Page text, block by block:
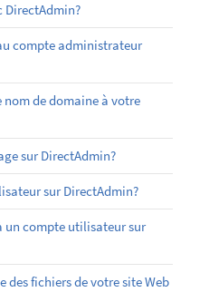
DirectAdmin?
compte administrateur
de domaine à votre
sur DirectAdmin?
sur DirectAdmin?
un compte utilisateur sur
des fichiers de votre site Web